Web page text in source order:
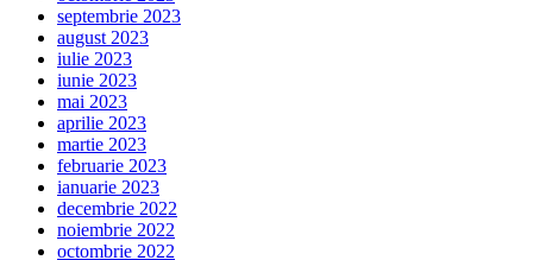
septembrie 2023
august 2023
iulie 2023
iunie 2023
mai 2023
aprilie 2023
martie 2023
februarie 2023
ianuarie 2023
decembrie 2022
noiembrie 2022
octombrie 2022